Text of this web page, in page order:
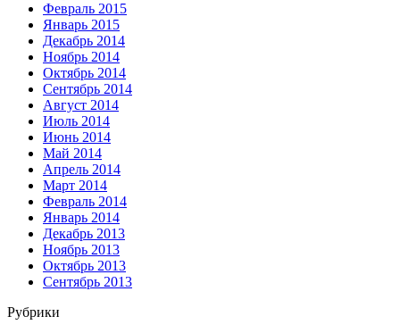
Февраль 2015
Январь 2015
Декабрь 2014
Ноябрь 2014
Октябрь 2014
Сентябрь 2014
Август 2014
Июль 2014
Июнь 2014
Май 2014
Апрель 2014
Март 2014
Февраль 2014
Январь 2014
Декабрь 2013
Ноябрь 2013
Октябрь 2013
Сентябрь 2013
Рубрики